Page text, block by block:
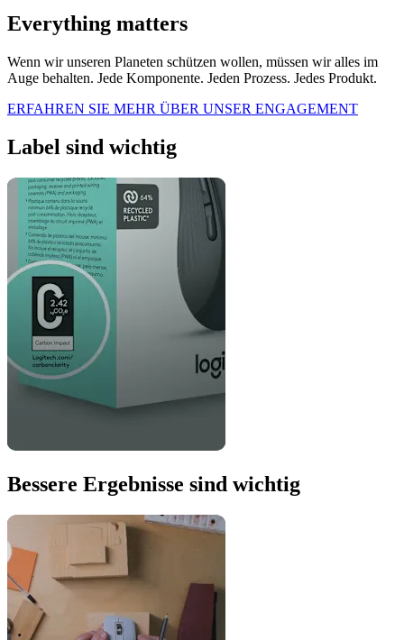
Everything matters
Wenn wir unseren Planeten schützen wollen, müssen wir alles im
Auge behalten. Jede Komponente. Jeden Prozess. Jedes Produkt.
ERFAHREN SIE MEHR ÜBER UNSER ENGAGEMENT
Label sind wichtig
Bessere Ergebnisse sind wichtig